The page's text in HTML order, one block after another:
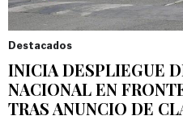
Destacados
INICIA DESPLIEGUE
NACIONAL EN
TRAS ANUNCIO DE